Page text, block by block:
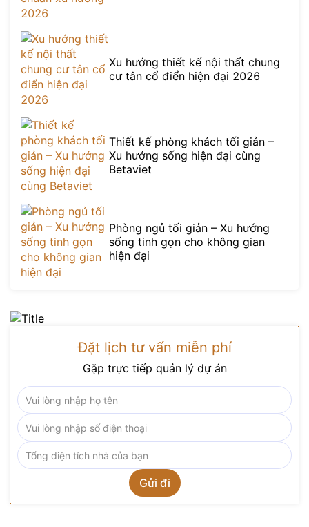
Xu hướng thiết kế nội thất chung
cư tân cổ điển hiện đại 2026
Thiết kế phòng khách tối giản –
Xu hướng sống hiện đại cùng
Betaviet
Phòng ngủ tối giản – Xu hướng
sống tinh gọn cho không gian
hiện đại
Đặt lịch tư vấn miễn phí
Gặp trực tiếp quản lý dự án